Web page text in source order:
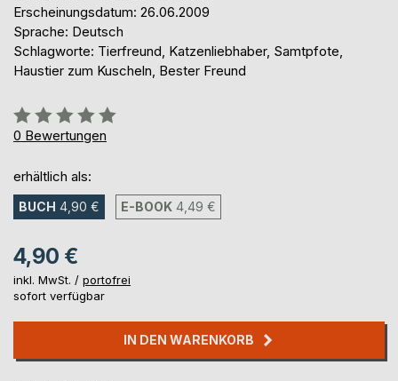
Erscheinungsdatum: 26.06.2009
Sprache: Deutsch
Schlagworte: Tierfreund, Katzenliebhaber, Samtpfote,
Haustier zum Kuscheln, Bester Freund
Bewertung::
0%
0 Bewertungen
erhältlich als:
BUCH 4,90 € E-BOOK 4,49 €
4,90 €
inkl. MwSt. / portofrei
sofort verfügbar
IN DEN WARENKORB